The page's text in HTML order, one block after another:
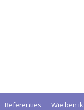
Referenties Wie ben ik